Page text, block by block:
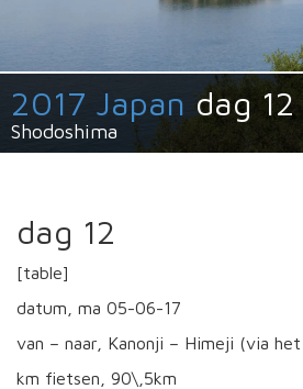
2017 Japan dag 12
Shodoshima
dag 12
[table]
datum, ma 05-06-17
van – naar, Kanonji – Himeji (via het
km fietsen, 90\,5km